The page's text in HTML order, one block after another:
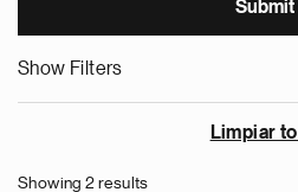
Show Filters
Limpiar
Showing 2 results